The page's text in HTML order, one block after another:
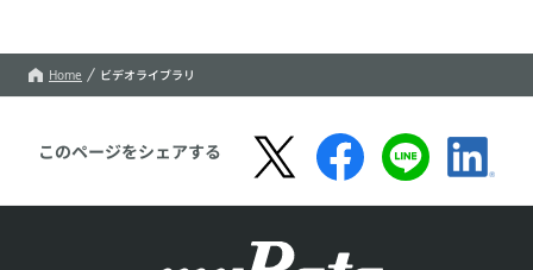
ACアダプタやAC-DCコン
バータが不要となるた
め、省配線化や、ACコン
実現します。
ュリティ機器、産業機器
いただけます。
Home ビデオライブラリ
このページをシェアする